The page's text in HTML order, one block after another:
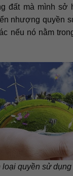
đất mà mình sở
nhượng quyền
nếu nó nằm
loại quyền sử dụng